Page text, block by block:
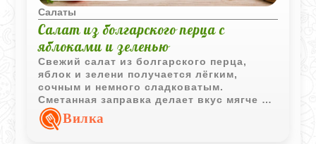
Салаты
Салат из болгарского перца с
яблоками и зеленью
Свежий салат из болгарского перца,
яблок и зелени получается лёгким,
сочным и немного сладковатым.
Сметанная заправка делает вкус мягче и
хорошо объединяет хрустящие овощи с
ароматной зеленью.
Вилка